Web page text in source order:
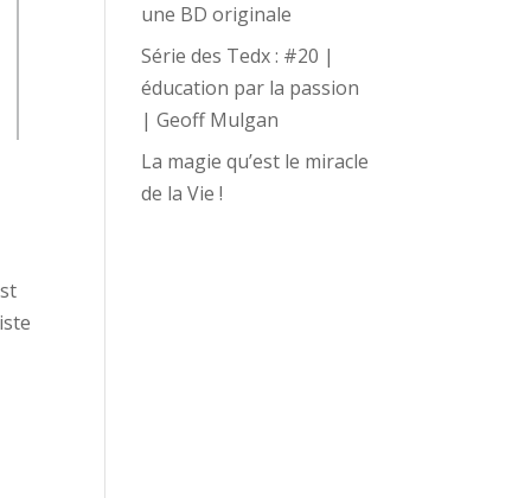
une BD originale
Série des Tedx : #20 |
éducation par la passion
| Geoff Mulgan
La magie qu’est le miracle
de la Vie !